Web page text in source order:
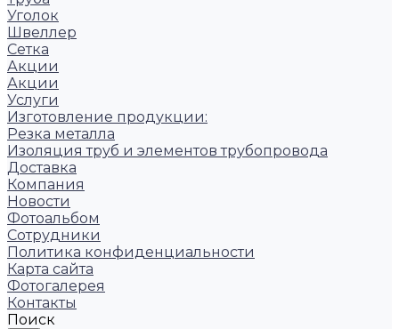
Уголок
Швеллер
Сетка
Акции
Акции
Услуги
Изготовление продукции:
Резка металла
Изоляция труб и элементов трубопровода
Доставка
Компания
Новости
Фотоальбом
Сотрудники
Политика конфиденциальности
Карта сайта
Фотогалерея
Контакты
Поиск